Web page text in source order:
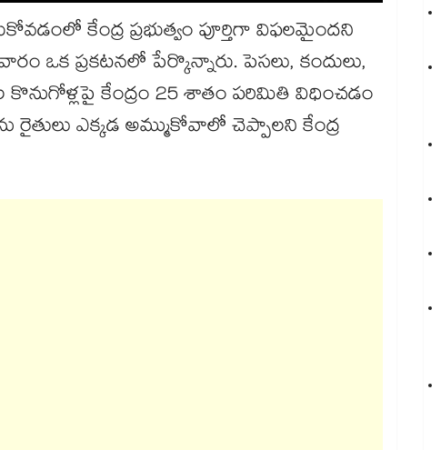
కేంద్ర ప్రభుత్వం పూర్తిగా విఫలమైందని
ఒక ప్రకటనలో పేర్కొన్నారు. పెసలు, కందులు,
కేంద్రం 25 శాతం పరిమితి విధించడం
ఎక్కడ అమ్ముకోవాలో చెప్పాలని కేంద్ర